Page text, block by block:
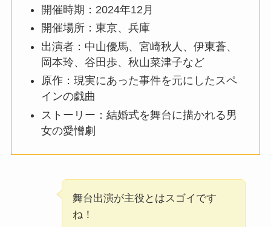
開催時期：2024年12月
開催場所：東京、兵庫
出演者：中山優馬、宮崎秋人、伊東蒼、
岡本玲、谷田歩、秋山菜津子など
原作：現実にあった事件を元にしたスペ
インの戯曲
ストーリー：結婚式を舞台に描かれる男
女の愛憎劇
舞台出演が主役とはスゴイです
ね！